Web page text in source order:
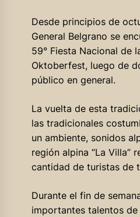
Desde principios de
General Belgrano se
59° Fiesta Nacional de
Oktoberfest, luego de
público en general.
La vuelta de esta
las tradicionales
un ambiente, sonidos
región alpina “La Villa”
cantidad de turistas de
Durante el fin de
importantes talentos